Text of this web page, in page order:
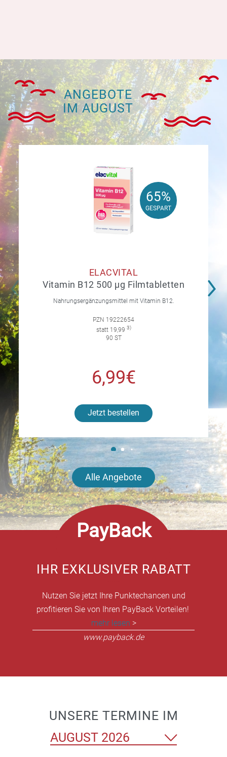
ANGEBOTE
IM AUGUST
65%
GESPART
65%
GESPART
ELACVITAL
Vitamin B12 500 µg Filmtabletten
Nahrungsergänzungsmittel mit Vitamin B12.
PZN 19222654
statt 19,99 3)
90 ST
6,99€
Jetzt bestellen
Alle Angebote
PayBack
IHR EXKLUSIVER RABATT
Nutzen Sie jetzt Ihre Punktechancen und
profitieren Sie von Ihren PayBack Vorteilen!
mehr lesen >
www.payback.de
UNSERE TERMINE IM
Monat